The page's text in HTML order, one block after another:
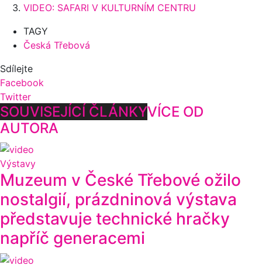
VIDEO: SAFARI V KULTURNÍM CENTRU
TAGY
Česká Třebová
Sdílejte
Facebook
Twitter
SOUVISEJÍCÍ ČLÁNKYVÍCE OD
AUTORA
Výstavy
Muzeum v České Třebové ožilo
nostalgií, prázdninová výstava
představuje technické hračky
napříč generacemi